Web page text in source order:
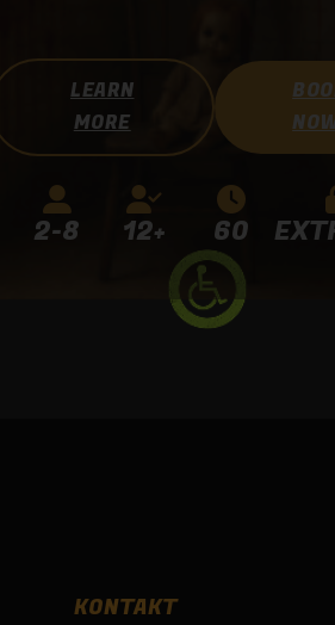
LEARN
MORE
2-8 12+ 60
KONTAKT